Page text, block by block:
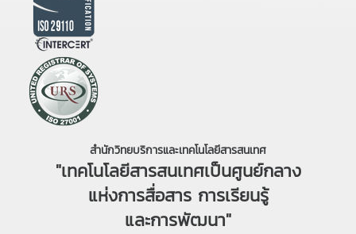
สำนักวิทยบริการและเทคโนโลยีสารสนเทศ
"เทคโนโลยีสารสนเทศเป็นศูนย์กลาง
แห่งการสื่อสาร การเรียนรู้
และการพัฒนา"